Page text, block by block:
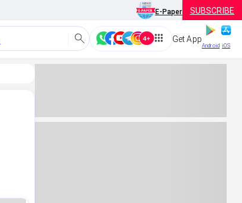
E-Paper SUBSCRIBE
Get App
Android iOS